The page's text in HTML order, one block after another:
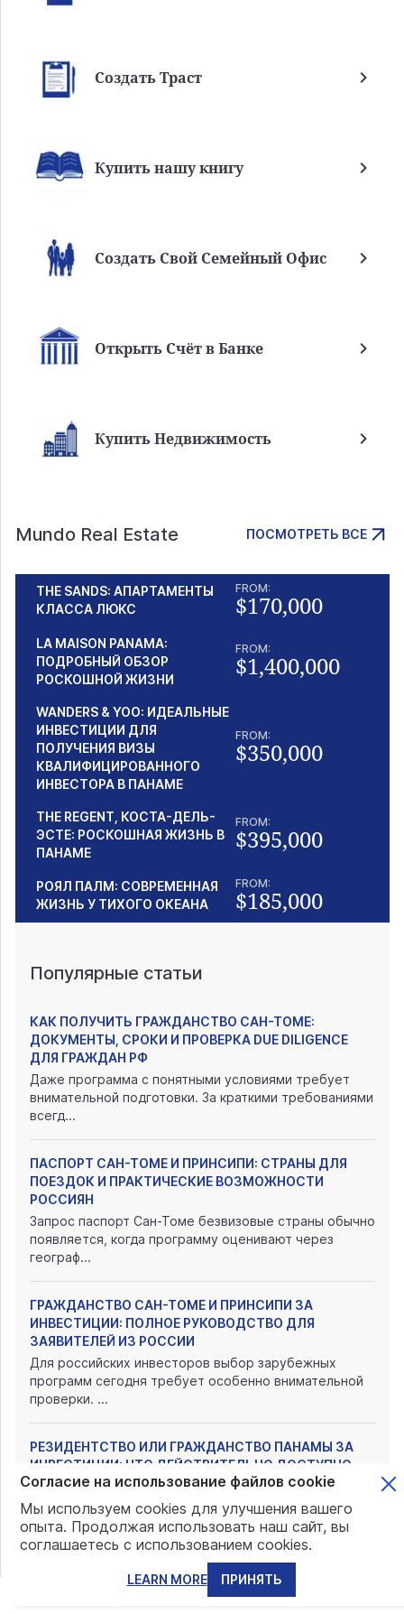
Создать Траст
Купить нашу книгу
Создать Свой Семейный Офис
Открыть Счёт в Банке
Купить Недвижимость
Mundo Real Estate ПОСМОТРЕТЬ ВСЕ
THE SANDS: АПАРТАМЕНТЫ
КЛАССА ЛЮКС
FROM:
$170,000
LA MAISON PANAMA:
ПОДРОБНЫЙ ОБЗОР
РОСКОШНОЙ ЖИЗНИ
FROM:
$1,400,000
WANDERS & YOO: ИДЕАЛЬНЫЕ
ИНВЕСТИЦИИ ДЛЯ
ПОЛУЧЕНИЯ ВИЗЫ
КВАЛИФИЦИРОВАННОГО
ИНВЕСТОРА В ПАНАМЕ
FROM:
$350,000
THE REGENT, КОСТА-ДЕЛЬ-
ЭСТЕ: РОСКОШНАЯ ЖИЗНЬ В
ПАНАМЕ
FROM:
$395,000
РОЯЛ ПАЛМ: СОВРЕМЕННАЯ
ЖИЗНЬ У ТИХОГО ОКЕАНА
FROM:
$185,000
Популярные статьи
КАК ПОЛУЧИТЬ ГРАЖДАНСТВО САН-ТОМЕ:
ДОКУМЕНТЫ, СРОКИ И ПРОВЕРКА DUE DILIGENCE
ДЛЯ ГРАЖДАН РФ
Даже программа с понятными условиями требует
внимательной подготовки. За краткими требованиями
всегд...
ПАСПОРТ САН-ТОМЕ И ПРИНСИПИ: СТРАНЫ ДЛЯ
ПОЕЗДОК И ПРАКТИЧЕСКИЕ ВОЗМОЖНОСТИ
РОССИЯН
Запрос паспорт Сан-Томе безвизовые страны обычно
появляется, когда программу оценивают через
географ...
ГРАЖДАНСТВО САН-ТОМЕ И ПРИНСИПИ ЗА
ИНВЕСТИЦИИ: ПОЛНОЕ РУКОВОДСТВО ДЛЯ
ЗАЯВИТЕЛЕЙ ИЗ РОССИИ
Для российских инвесторов выбор зарубежных
программ сегодня требует особенно внимательной
проверки. ...
РЕЗИДЕНТСТВО ИЛИ ГРАЖДАНСТВО ПАНАМЫ ЗА
ИНВЕСТИЦИИ: ЧТО ДЕЙСТВИТЕЛЬНО ДОСТУПНО
ИНВЕСТОРАМ И КАКИЕ ЕСТЬ АЛЬТЕРНАТИВЫ
Панама интересует тех, кто планирует переезд,
покупку недвижимости, развитие бизнеса или
запасной ма...
ПЕРЕЕЗД В ПАНАМУ ИЗ РОССИИ В 2026 ГОДУ:
Согласие на использование файлов cookie
Мы используем cookies для улучшения вашего
опыта. Продолжая использовать наш сайт, вы
соглашаетесь с использованием cookies.
LEARN MORE ПРИНЯТЬ